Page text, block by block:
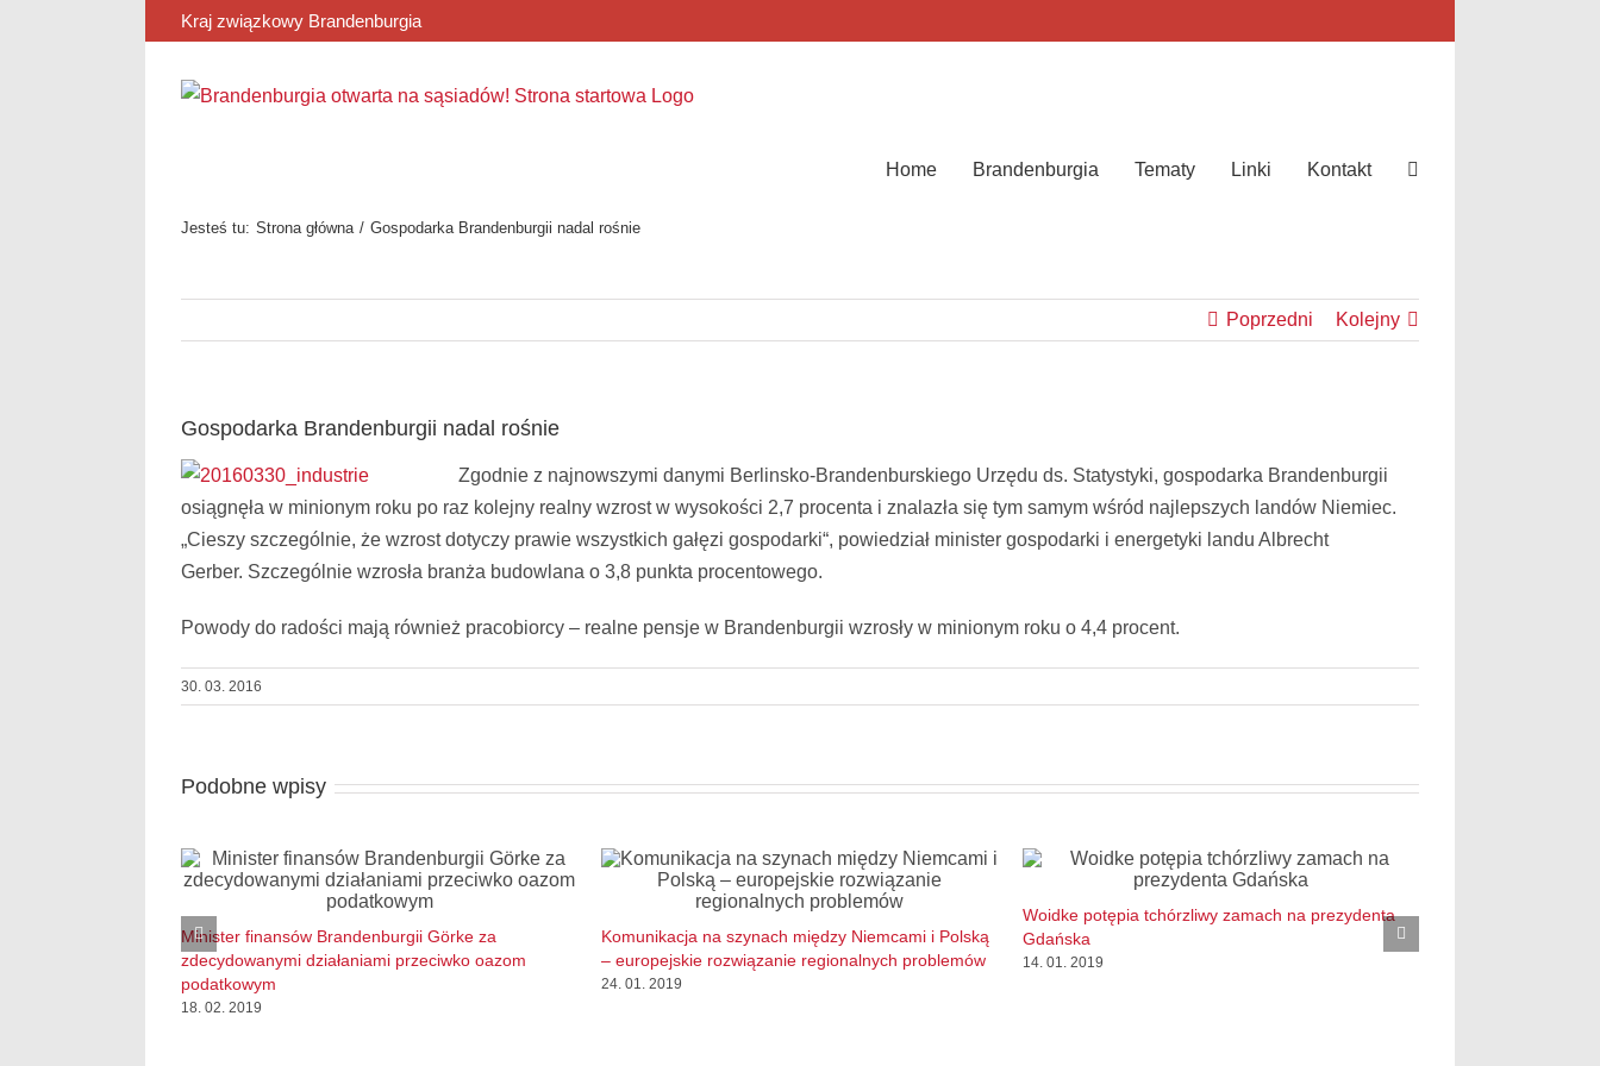
Kraj związkowy Brandenburgia
Home Brandenburgia Tematy Linki Kontakt
Jesteś tu: Strona główna Gospodarka Brandenburgii nadal rośnie
Poprzedni Kolejny
Gospodarka Brandenburgii nadal rośnie
Zgodnie z najnowszymi danymi Berlinsko-Brandenburskiego Urzędu ds. Statystyki, gospodarka Brandenburgii
osiągnęła w minionym roku po raz kolejny realny wzrost w wysokości 2,7 procenta i znalazła się tym samym wśród najlepszych landów Niemiec.
„Cieszy szczególnie, że wzrost dotyczy prawie wszystkich gałęzi gospodarki“, powiedział minister gospodarki i energetyki landu Albrecht
Gerber. Szczególnie wzrosła branża budowlana o 3,8 punkta procentowego.
Powody do radości mają również pracobiorcy – realne pensje w Brandenburgii wzrosły w minionym roku o 4,4 procent.
30. 03. 2016
Podobne wpisy
Minister finansów Brandenburgii Görke za
zdecydowanymi działaniami przeciwko oazom
podatkowym
18. 02. 2019
Komunikacja na szynach między Niemcami i Polską
– europejskie rozwiązanie regionalnych problemów
24. 01. 2019
Woidke potępia tchórzliwy zamach na prezydenta
Gdańska
14. 01. 2019